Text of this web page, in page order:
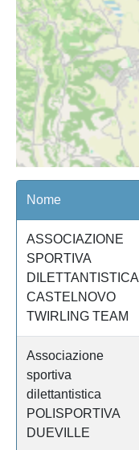
Nome
ASSOCIAZIONE
SPORTIVA
DILETTANTISTICA
CASTELNOVO
TWIRLING TEAM
Associazione
sportiva
dilettantistica
POLISPORTIVA
DUEVILLE